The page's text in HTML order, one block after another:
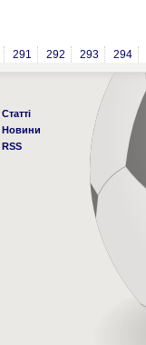
291 292 293 294
Статті
Новини
RSS